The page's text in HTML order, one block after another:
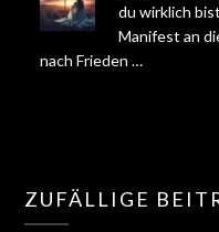
du wirklich
Manifest an
nach Frieden …
ZUFÄLLIGE